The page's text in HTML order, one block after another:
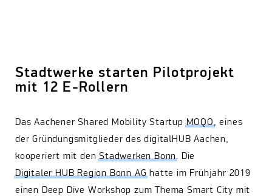
Stadtwerke starten Pilotprojekt
mit 12 E-Rollern
Das Aachener Shared Mobility StartupMOQO, eines
der Gründungsmitglieder des digitalHUB Aachen,
kooperiert mit denStadwerken Bonn. Die
Digitaler HUB Region Bonn AGhatte im Frühjahr 2019
einen Deep Dive Workshop zum Thema Smart City mit